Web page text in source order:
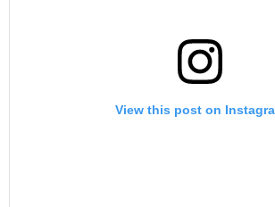
View this post on